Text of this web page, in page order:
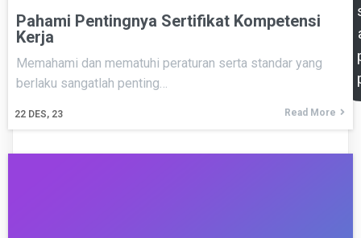
Pahami Pentingnya Sertifikat Kompetensi
Kerja
22 DES, 23
Memahami dan mematuhi peraturan serta standar yang
berlaku sangatlah penting…
Read More